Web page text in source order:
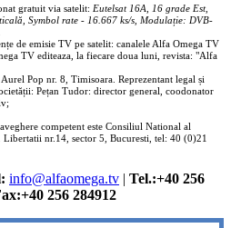
gratuit via satelit: Eutelsat 16A, 16 grade Est,
lă, Symbol rate - 16.667 ks/s, Modulație: DVB-
de emisie TV pe satelit: canalele Alfa Omega TV
TV editeaza, la fiecare doua luni, revista: "Alfa
Pop nr. 8, Timisoara. Reprezentant legal și
Pețan Tudor: director general, coodonator
competent este Consiliul National al
nr.14, sector 5, Bucuresti, tel: 40 (0)21
info@alfaomega.tv | Tel.:+40 256
256 284912